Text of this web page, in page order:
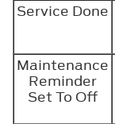
Service Done
Maintenance
Reminder
Set To Off